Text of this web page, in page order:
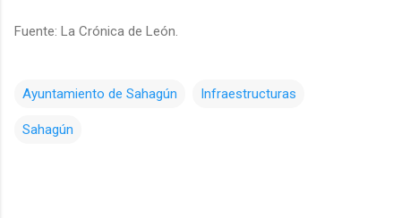
Fuente: La Crónica de León.
Ayuntamiento de Sahagún Infraestructuras
Sahagún